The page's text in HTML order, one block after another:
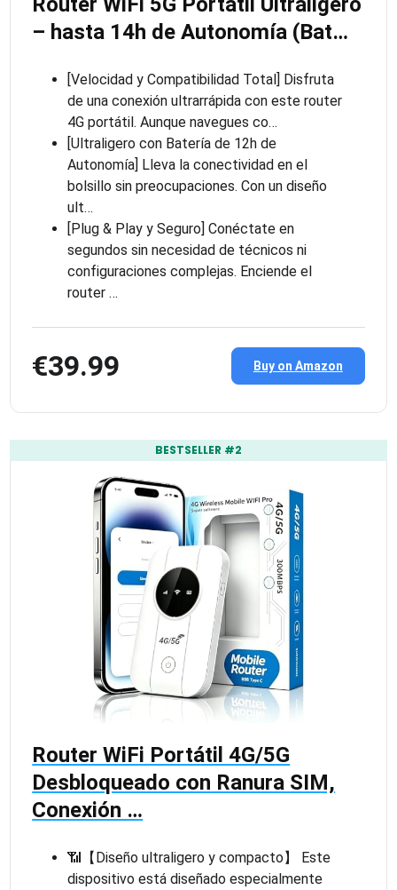
– hasta 14h de Autonomía (Bat…
[Velocidad y Compatibilidad Total] Disfruta
de una conexión ultrarrápida con este router
4G portátil. Aunque navegues co…
[Ultraligero con Batería de 12h de
Autonomía] Lleva la conectividad en el
bolsillo sin preocupaciones. Con un diseño
ult…
[Plug & Play y Seguro] Conéctate en
segundos sin necesidad de técnicos ni
configuraciones complejas. Enciende el
router …
€39.99 Buy on Amazon
BESTSELLER #2
Router WiFi Portátil 4G/5G
Desbloqueado con Ranura SIM,
Conexión …
📶【Diseño ultraligero y compacto】 Este
dispositivo está diseñado especialmente